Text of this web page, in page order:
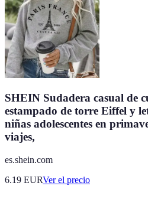
SHEIN Sudadera casual de
estampado de torre Eiffel y
niñas adolescentes en
viajes,
es.shein.com
6.19 EURVer el precio